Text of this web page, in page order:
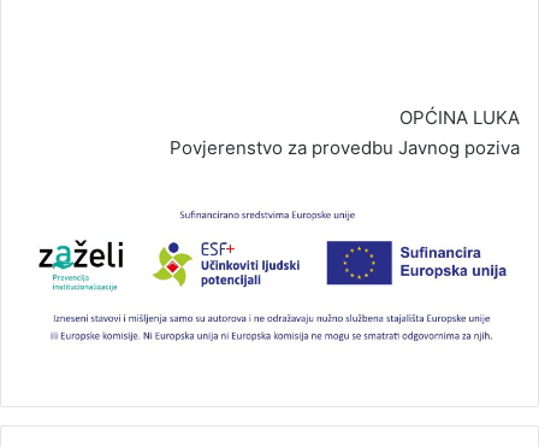
OPĆINA LUKA
Povjerenstvo za provedbu Javnog poziva